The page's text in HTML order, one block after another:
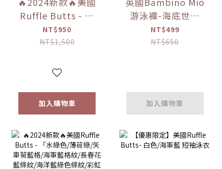
Ruffle Butts - 長
春花藍條紋 男士泳
褲【優惠限定】
NT$950
NT$1,500
加入購物車
游泳褲-海底世界
L(9-12KG)
NT$499
NT$650
加入購物車